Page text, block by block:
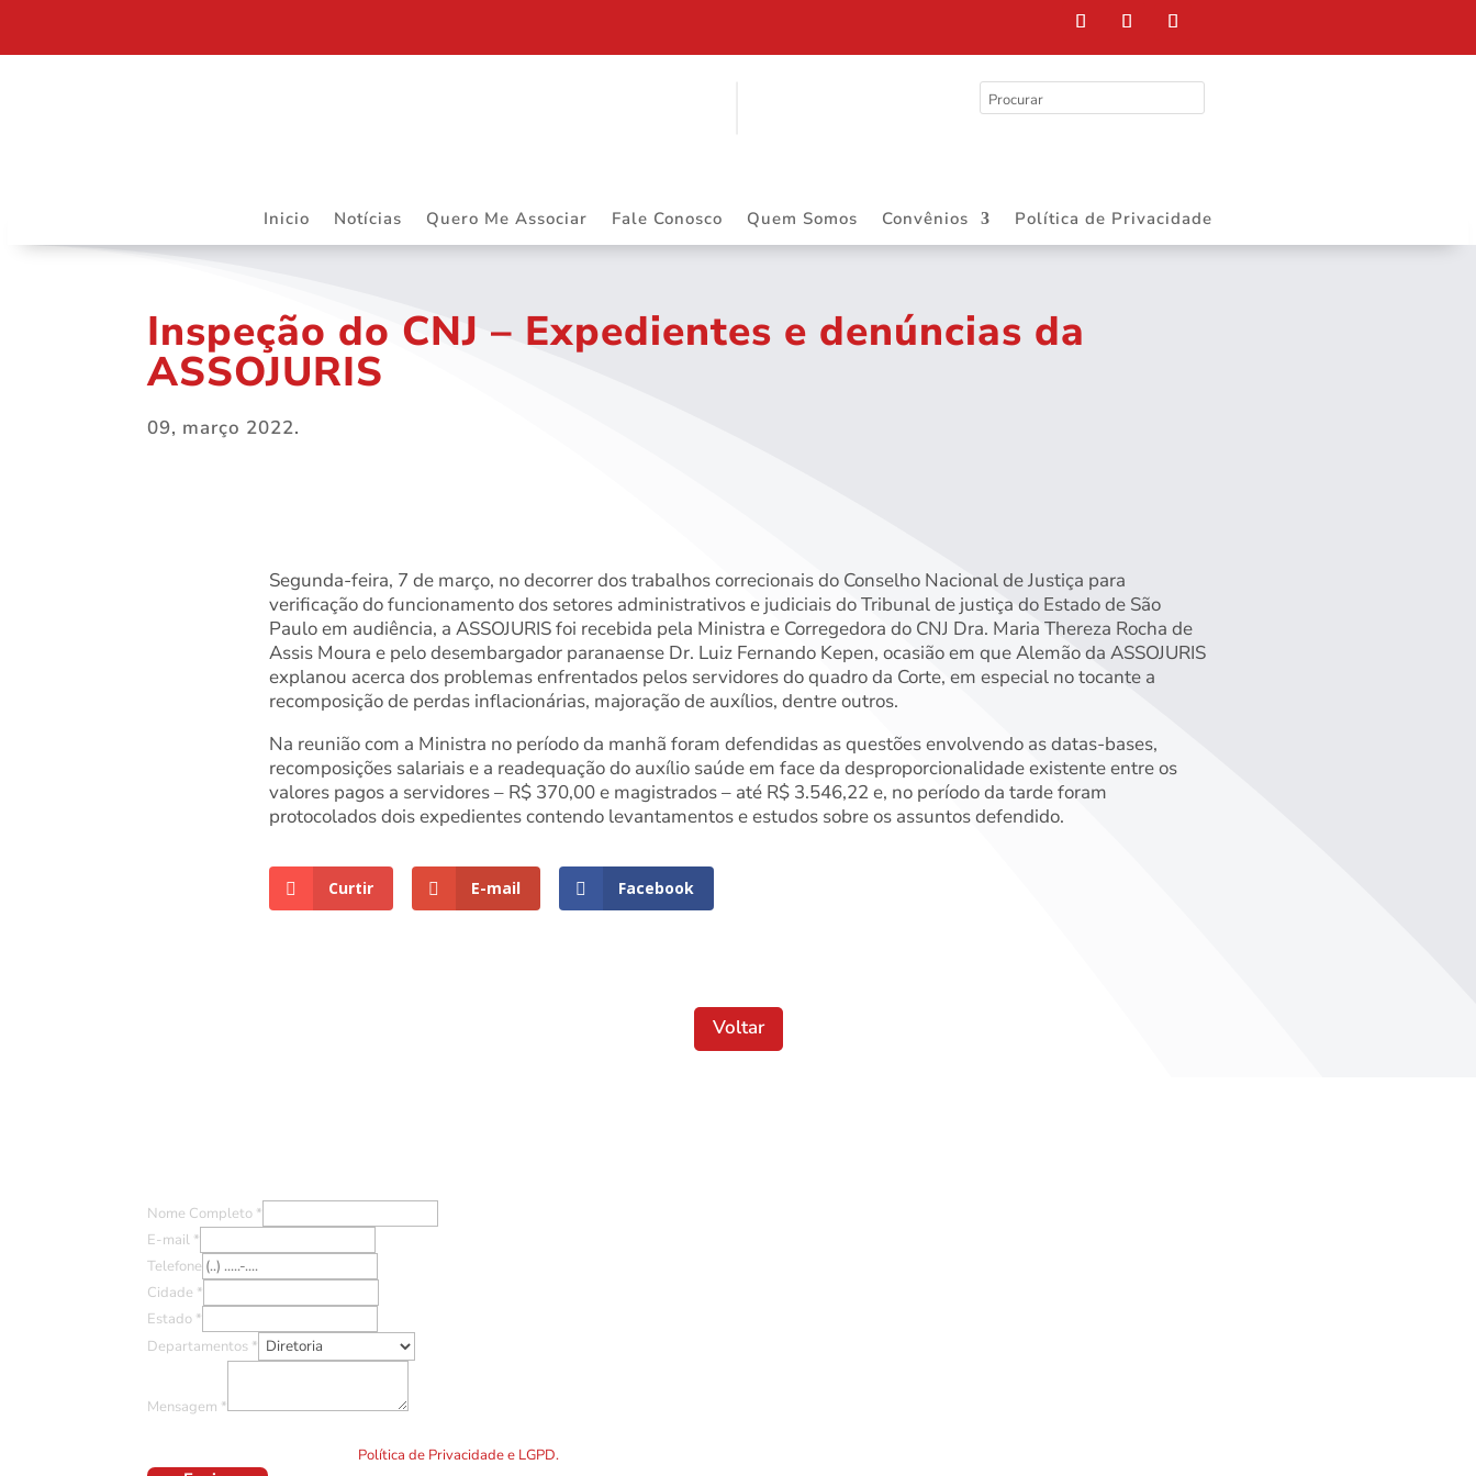
Inicio Notícias Quero Me Associar Fale Conosco Quem Somos Convênios Política de Privacidade
Inspeção do CNJ – Expedientes e denúncias da
ASSOJURIS
09, março 2022.
Segunda-feira, 7 de março, no decorrer dos trabalhos correcionais do Conselho Nacional de Justiça para
verificação do funcionamento dos setores administrativos e judiciais do Tribunal de justiça do Estado de São
Paulo em audiência, a ASSOJURIS foi recebida pela Ministra e Corregedora do CNJ Dra. Maria Thereza Rocha de
Assis Moura e pelo desembargador paranaense Dr. Luiz Fernando Kepen, ocasião em que Alemão da ASSOJURIS
explanou acerca dos problemas enfrentados pelos servidores do quadro da Corte, em especial no tocante a
recomposição de perdas inflacionárias, majoração de auxílios, dentre outros.
Na reunião com a Ministra no período da manhã foram defendidas as questões envolvendo as datas-bases,
recomposições salariais e a readequação do auxílio saúde em face da desproporcionalidade existente entre os
valores pagos a servidores – R$ 370,00 e magistrados – até R$ 3.546,22 e, no período da tarde foram
protocolados dois expedientes contendo levantamentos e estudos sobre os assuntos defendido.
Curtir E-mail Facebook
Voltar
Nome Completo *
E-mail *
Telefone
Cidade *
Estado *
Departamentos *
Mensagem *
Política de Privacidade e LGPD.